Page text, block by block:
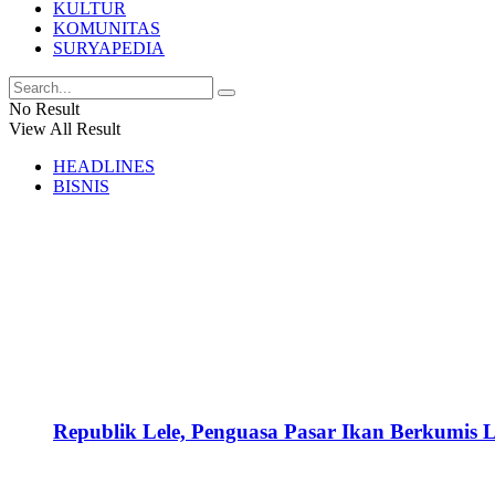
KULTUR
KOMUNITAS
SURYAPEDIA
No Result
View All Result
HEADLINES
BISNIS
Republik Lele, Penguasa Pasar Ikan Berkumis